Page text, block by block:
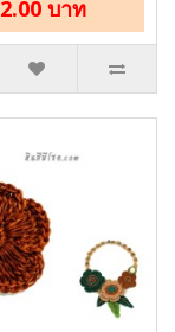
บาท